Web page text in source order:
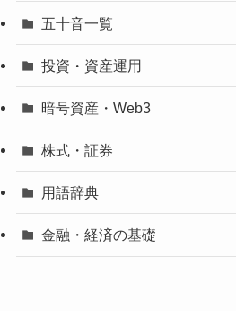
五十音一覧
投資・資産運用
暗号資産・Web3
株式・証券
用語辞典
金融・経済の基礎